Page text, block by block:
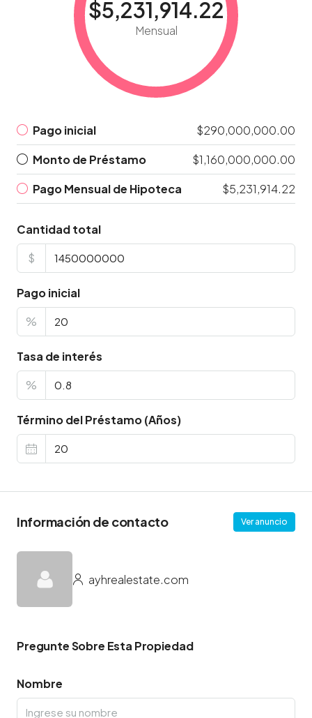
$5,231,914.22
Mensual
Pago inicial
$290,000,000.00
Monto de Préstamo
$1,160,000,000.00
Pago Mensual de Hipoteca
$5,231,914.22
Cantidad total
$
Pago inicial
%
Tasa de interés
%
Término del Préstamo (Años)
Información de contacto Ver anuncio
ayhrealestate.com
Pregunte Sobre Esta Propiedad
Nombre